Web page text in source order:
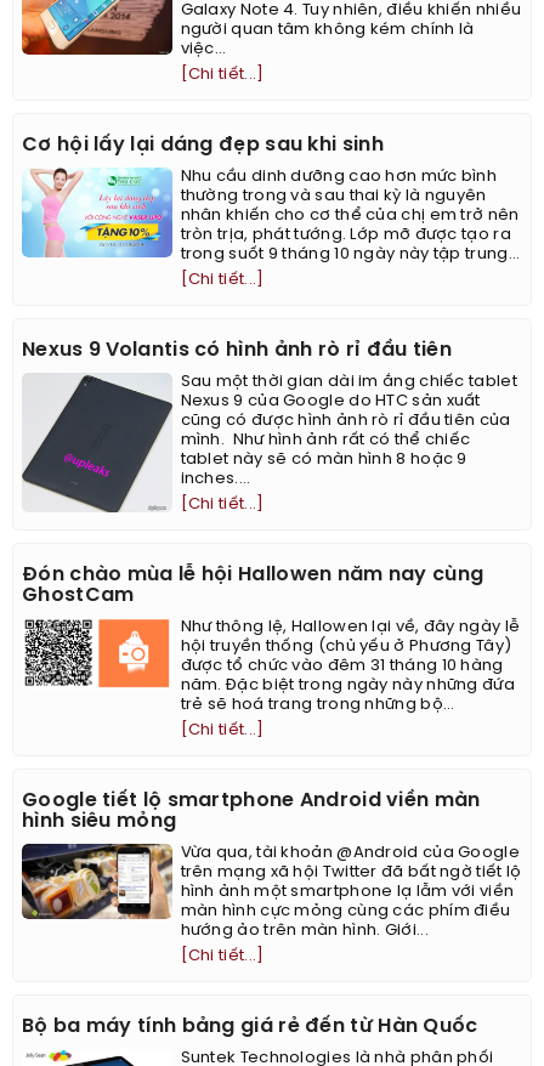
Galaxy Note 4. Tuy nhiên, điều khiến nhiều
người quan tâm không kém chính là
việc...
[Chi tiết...]
Cơ hội lấy lại dáng đẹp sau khi sinh
Nhu cầu dinh dưỡng cao hơn mức bình
thường trong và sau thai kỳ là nguyên
nhân khiến cho cơ thể của chị em trở nên
tròn trịa, phát tướng. Lớp mỡ được tạo ra
trong suốt 9 tháng 10 ngày này tập trung...
[Chi tiết...]
Nexus 9 Volantis có hình ảnh rò rỉ đầu tiên
Sau một thời gian dài im ắng chiếc tablet
Nexus 9 của Google do HTC sản xuất
cũng có được hình ảnh rò rỉ đầu tiên của
mình. ​ Như hình ảnh rất có thể chiếc
tablet này sẽ có màn hình 8 hoặc 9
inches....
[Chi tiết...]
Đón chào mùa lễ hội Hallowen năm nay cùng
GhostCam
Như thông lệ, Hallowen lại về, đây ngày lễ
hội truyền thống (chủ yếu ở Phương Tây)
được tổ chức vào đêm 31 tháng 10 hàng
năm. Đặc biệt trong ngày này những đứa
trẻ sẽ hoá trang trong những bộ...
[Chi tiết...]
Google tiết lộ smartphone Android viền màn
hình siêu mỏng
Vừa qua, tài khoản @Android của Google
trên mạng xã hội Twitter đã bất ngờ tiết lộ
hình ảnh một smartphone lạ lẫm với viền
màn hình cực mỏng cùng các phím điều
hướng ảo trên màn hình. Giới...
[Chi tiết...]
Bộ ba máy tính bảng giá rẻ đến từ Hàn Quốc
Suntek Technologies là nhà phân phối